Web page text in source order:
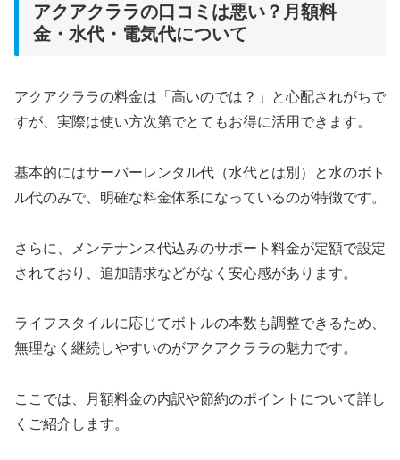
アクアクララの口コミは悪い？月額料
金・水代・電気代について
アクアクララの料金は「高いのでは？」と心配されがちで
すが、実際は使い方次第でとてもお得に活用できます。
基本的にはサーバーレンタル代（水代とは別）と水のボト
ル代のみで、明確な料金体系になっているのが特徴です。
さらに、メンテナンス代込みのサポート料金が定額で設定
されており、追加請求などがなく安心感があります。
ライフスタイルに応じてボトルの本数も調整できるため、
無理なく継続しやすいのがアクアクララの魅力です。
ここでは、月額料金の内訳や節約のポイントについて詳し
くご紹介します。